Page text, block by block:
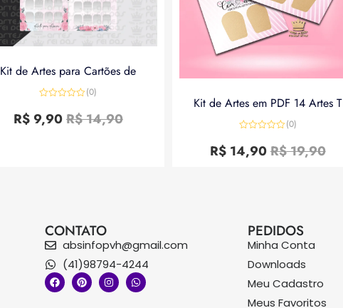
Kit de Artes para Cartões de
0
de
(0)
R$14,90
R$9,90
Kit de Artes em PDF 14 Artes T
0
de
(0)
R$19,90
R$14,90
CONTATO
absinfopvh@gmail.com
(41)98794-4244
PEDIDOS
Minha Conta
Downloads
Meu Cadastro
Meus Favoritos